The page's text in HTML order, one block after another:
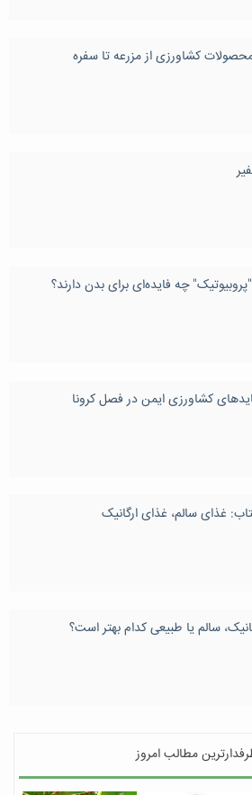
کشاورزی از مزرعه تا سفره
چه فایده‌ای برای بدن دارند؟
کشاورزی ایمن در فصل کرونا
غذای سالم، غذای ارگانیک
سالم یا طبیعی کدام بهتر است؟
مطالب امروز